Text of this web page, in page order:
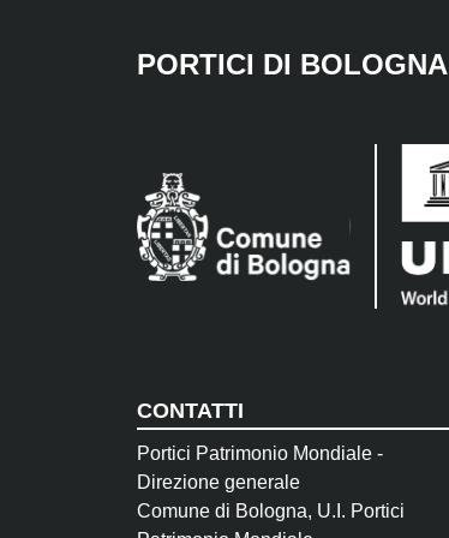
PORTICI DI BOLOGNA
CONTATTI
Portici Patrimonio Mondiale -
Direzione generale
Comune di Bologna, U.I. Portici